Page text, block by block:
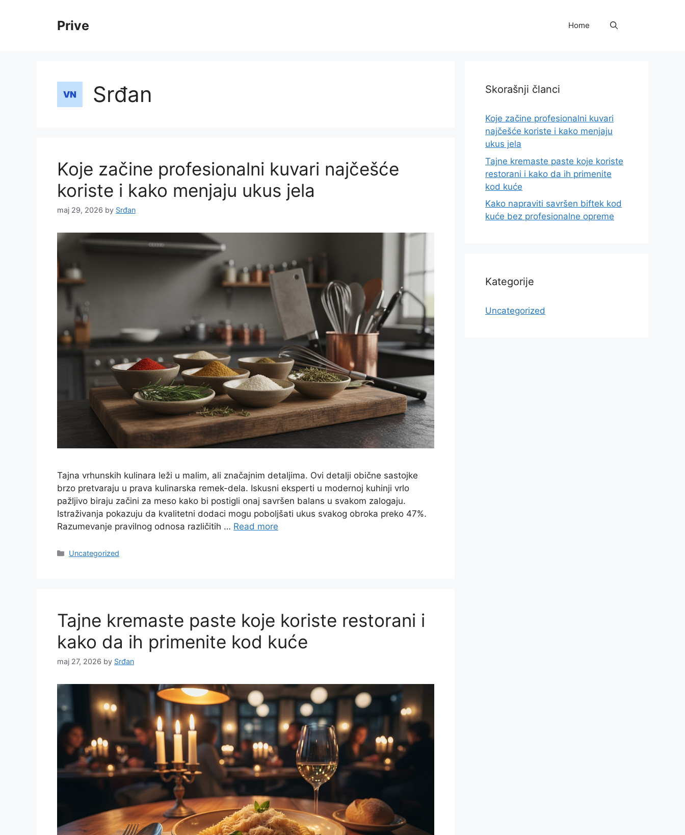
Prive Home
Srđan
Koje začine profesionalni kuvari najčešće
koriste i kako menjaju ukus jela
maj 29, 2026 by Srđan
Tajna vrhunskih kulinara leži u malim, ali značajnim detaljima. Ovi detalji obične sastojke
brzo pretvaraju u prava kulinarska remek-dela. Iskusni eksperti u modernoj kuhinji vrlo
pažljivo biraju začini za meso kako bi postigli onaj savršen balans u svakom zalogaju.
Istraživanja pokazuju da kvalitetni dodaci mogu poboljšati ukus svakog obroka preko 47%.
Razumevanje pravilnog odnosa različitih … Read more
Categories
Uncategorized
Tajne kremaste paste koje koriste restorani i
kako da ih primenite kod kuće
maj 27, 2026 by Srđan
Skorašnji članci
Koje začine profesionalni kuvari
najčešće koriste i kako menjaju
ukus jela
Tajne kremaste paste koje koriste
restorani i kako da ih primenite
kod kuće
Kako napraviti savršen biftek kod
kuće bez profesionalne opreme
Kategorije
Uncategorized